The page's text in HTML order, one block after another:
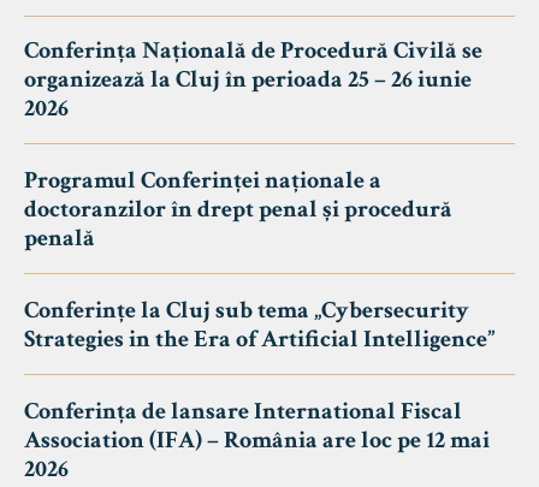
Conferința Națională de Procedură Civilă se
organizează la Cluj în perioada 25 – 26 iunie
2026
Programul Conferinței naționale a
doctoranzilor în drept penal și procedură
penală
Conferințe la Cluj sub tema „Cybersecurity
Strategies in the Era of Artificial Intelligence”
Conferința de lansare International Fiscal
Association (IFA) – România are loc pe 12 mai
2026